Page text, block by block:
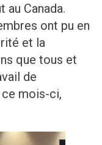
Canada.
ont pu en
et la
que tous et
de
mois-ci,